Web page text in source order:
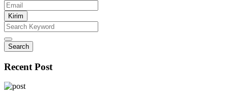
Kirim
Search
Recent Post